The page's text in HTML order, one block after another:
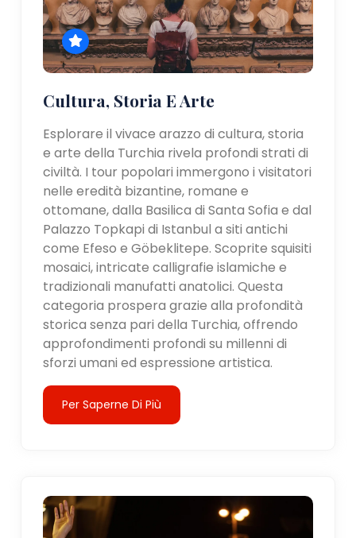
Cultura, Storia E Arte
Esplorare il vivace arazzo di cultura, storia
e arte della Turchia rivela profondi strati di
civiltà. I tour popolari immergono i visitatori
nelle eredità bizantine, romane e
ottomane, dalla Basilica di Santa Sofia e dal
Palazzo Topkapi di Istanbul a siti antichi
come Efeso e Göbeklitepe. Scoprite squisiti
mosaici, intricate calligrafie islamiche e
tradizionali manufatti anatolici. Questa
categoria prospera grazie alla profondità
storica senza pari della Turchia, offrendo
approfondimenti profondi su millenni di
sforzi umani ed espressione artistica.
Per Saperne Di Più